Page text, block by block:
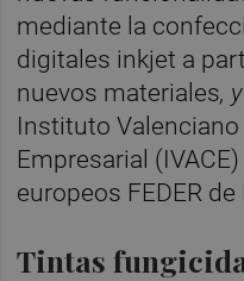
mediante la
digitales inkjet a
nuevos materiales, y
Instituto
Empresarial
europeos FEDER
Tintas